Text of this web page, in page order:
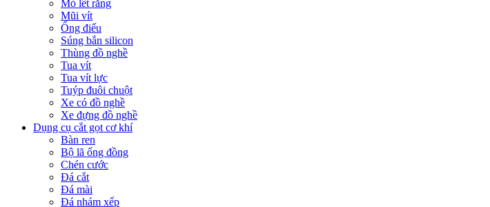
Mỏ lết răng
Mũi vít
Ống điếu
Súng bắn silicon
Thùng đồ nghề
Tua vít
Tua vít lực
Tuýp đuôi chuột
Xe có đồ nghề
Xe đựng đồ nghề
Dụng cụ cắt gọt cơ khí
Bàn ren
Bộ lã ống đồng
Chén cước
Đá cắt
Đá mài
Đá nhám xếp